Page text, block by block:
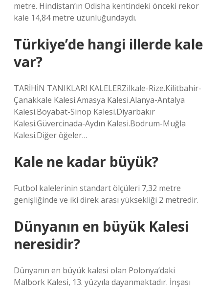
metre. Hindistan’ın Odisha kentindeki önceki rekor
kale 14,84 metre uzunluğundaydı.
Türkiye’de hangi illerde kale
var?
TARİHİN TANIKLARI KALELERZilkale-Rize.Kilitbahir-
Çanakkale Kalesi.Amasya Kalesi.Alanya-Antalya
Kalesi.Boyabat-Sinop Kalesi.Diyarbakır
Kalesi.Güvercinada-Aydın Kalesi.Bodrum-Muğla
Kalesi.Diğer öğeler…
Kale ne kadar büyük?
Futbol kalelerinin standart ölçüleri 7,32 metre
genişliğinde ve iki direk arası yüksekliği 2 metredir.
Dünyanın en büyük Kalesi
neresidir?
Dünyanın en büyük kalesi olan Polonya’daki
Malbork Kalesi, 13. yüzyıla dayanmaktadır. İnşası